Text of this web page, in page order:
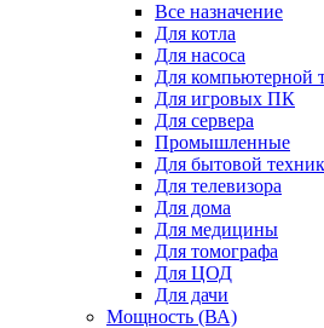
Все назначение
Для котла
Для насоса
Для компьютерной
Для игровых ПК
Для сервера
Промышленные
Для бытовой
Для телевизора
Для дома
Для медицины
Для томографа
Для ЦОД
Для дачи
Мощность (ВА)